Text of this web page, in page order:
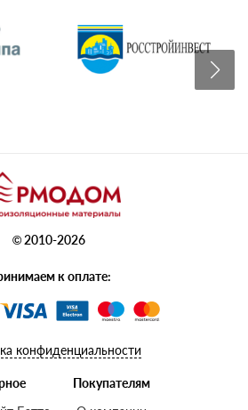
© 2010-2026
к оплате:
конфиденциальности
Покупателям